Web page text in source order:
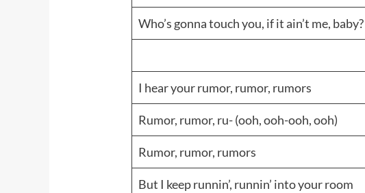
Who’s gonna touch you, if it ain’t me, baby?
I hear your rumor, rumor, rumors
Rumor, rumor, ru- (ooh, ooh-ooh, ooh)
Rumor, rumor, rumors
But I keep runnin’, runnin’ into your room